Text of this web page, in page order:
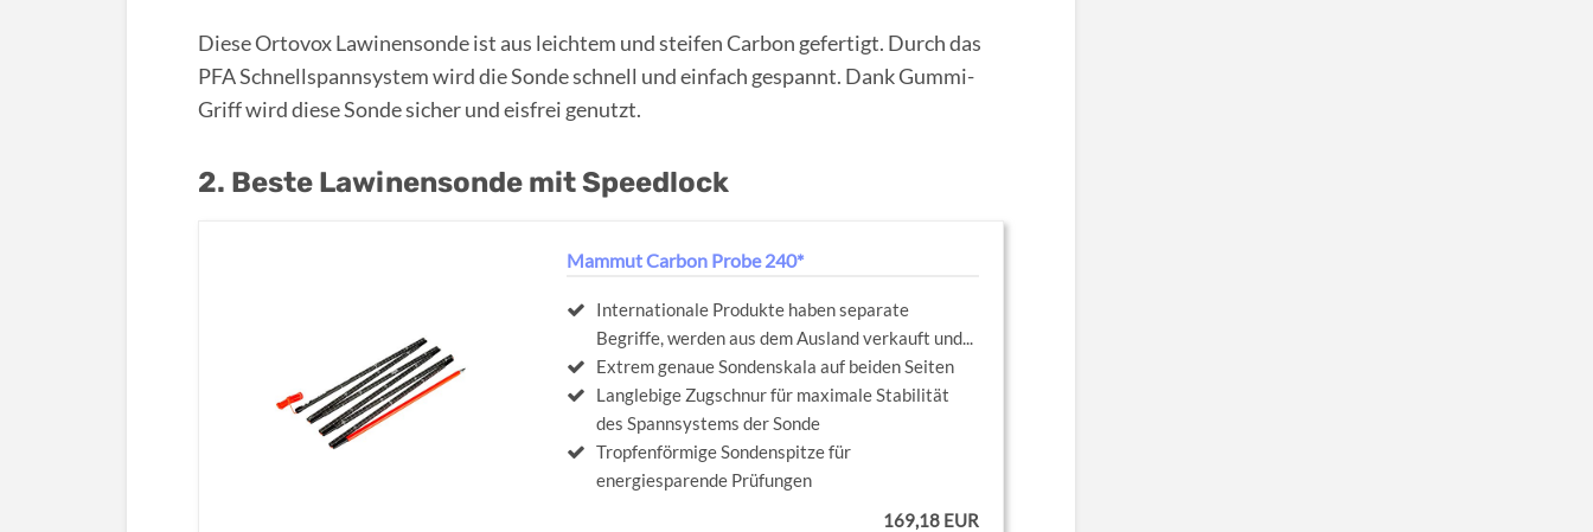
Diese Ortovox Lawinensonde ist aus leichtem und steifen Carbon gefertigt. Durch das
PFA Schnellspannsystem wird die Sonde schnell und einfach gespannt. Dank Gummi-
Griff wird diese Sonde sicher und eisfrei genutzt.
2. Beste Lawinensonde mit Speedlock
Mammut Carbon Probe 240*
Internationale Produkte haben separate
Begriffe, werden aus dem Ausland verkauft und...
Extrem genaue Sondenskala auf beiden Seiten
Langlebige Zugschnur für maximale Stabilität
des Spannsystems der Sonde
Tropfenförmige Sondenspitze für
energiesparende Prüfungen
169,18 EUR